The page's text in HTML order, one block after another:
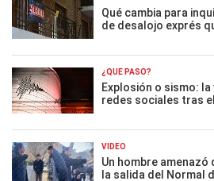
Qué cambia para
de desalojo exprés
¿QUÉ PASÓ?
Explosión o sismo:
redes sociales tras
VIDEO
Un hombre amenazó
la salida del Normal